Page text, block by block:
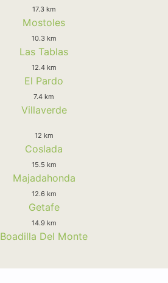
17.3 km
Mostoles
10.3 km
Las Tablas
12.4 km
El Pardo
7.4 km
Villaverde
12 km
Coslada
15.5 km
Majadahonda
12.6 km
Getafe
14.9 km
Boadilla Del Monte